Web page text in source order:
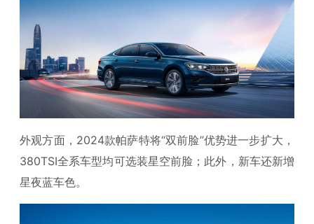
外观方面，2024款帕萨特将“双前脸”优势进一步扩大，
380TSI全系车型均可选装星空前脸；此外，新车还新增
星夜蓝车色。